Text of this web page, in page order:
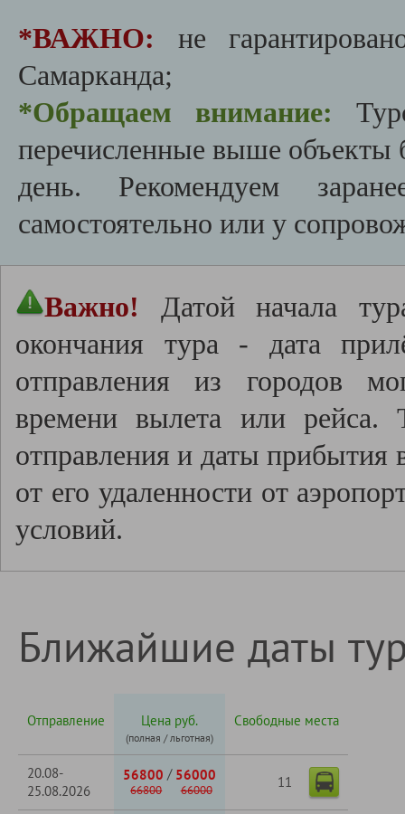
*ВАЖНО:
не
Самарканда;
*Обращаем внимание:
перечисленные выше объекты
день. Рекомендуем
самостоятельно или у
Важно! Датой начала
окончания тура - дата
отправления из городов
времени вылета или
отправления и даты прибытия
от его удаленности от
условий.
Ближайшие даты
Отправление Цена руб.
(полная / льготная)
Свободные места
20.08-
25.08.2026
56800 / 56000
66800 66000
11